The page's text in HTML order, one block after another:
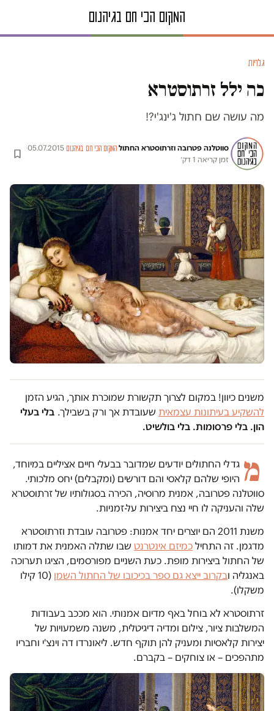
גלריות
כה ילל זרתוסטרא
מה עושה שם חתול ג'ינג'י?!
סווטלנה פטרובה וזרתוסטרא החתול·המקום הכי חם בגיהנום·
05.07.2015
·
זמן קריאה 1 דק׳
משנים כיוון! במקום לצרוך תקשורת שמוכרת אותך, הגיע הזמן
להשקיע בעיתונות עצמאית שעובדת אך ורק בשבילך. בלי בעלי
הון. בלי פרסומות. בלי בולשיט.
מ גדלי החתולים יודעים שמדובר בבעלי חיים אציליים במיוחד,
היופי שלהם קלאסי והם דורשים (ומקבלים) יחס מלכותי.
סווטלנה פטרובה, אמנית מרוסיה, הכירה בסגולותיו של זרתוסטרא
שלה והעניקה לו חיי נצח ביצירות על-זמניות.
משנת 2011 הם יוצרים יחד אמנות: פטרובה עובדת וזרתוסטרא
מדגמן. זה התחיל כמיזם אינטרנט שבו שתלה האמנית את דמותו
של החתול ביצירות מופת. כעת השניים מפורסמים, הציגו תערוכה
באנגליה ובקרוב ייצא גם ספר בכיכובו של החתול השמן
(10 קילו
משקלו).
זרתוסטרא לא בוחל באף מדיום אמנותי. הוא מככב בעבודות
המשלבות ציור, צילום ומדיה דיגיטלית, משנה משמעויות של
יצירות קלאסיות ומעניק להן תוקף חדש. ליאונרדו דה וינצ'י וחבריו
מתהפכים – או צוחקים – בקברם.